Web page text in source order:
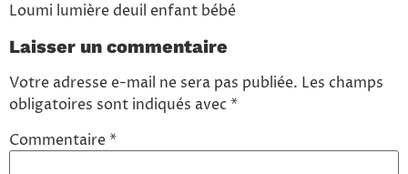
Loumi lumière deuil enfant bébé
Laisser un commentaire
Votre adresse e-mail ne sera pas publiée. Les champs
obligatoires sont indiqués avec*
Commentaire*